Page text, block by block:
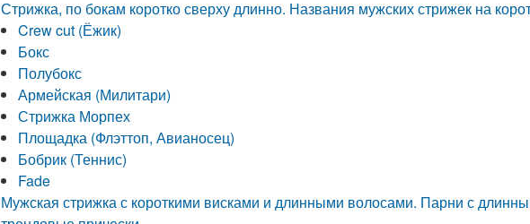
Стрижка, по бокам коротко сверху длинно. Названия мужских стрижек на
Crew cut (Ёжик)
Бокс
Полубокс
Армейская (Милитари)
Стрижка Морпех
Площадка (Флэттоп, Авианосец)
Бобрик (Теннис)
Fade
Мужская стрижка с короткими висками и длинными волосами. Парни с